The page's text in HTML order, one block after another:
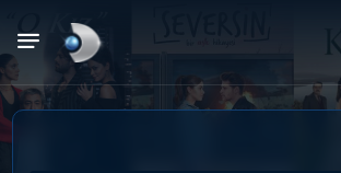
Arama